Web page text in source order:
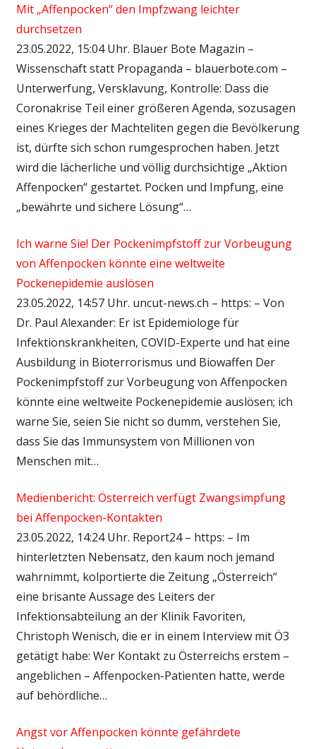
Mit „Affenpocken“ den Impfzwang leichter
durchsetzen
23.05.2022, 15:04 Uhr. Blauer Bote Magazin –
Wissenschaft statt Propaganda – blauerbote.com –
Unterwerfung, Versklavung, Kontrolle: Dass die
Coronakrise Teil einer größeren Agenda, sozusagen
eines Krieges der Machteliten gegen die Bevölkerung
ist, dürfte sich schon rumgesprochen haben. Jetzt
wird die lächerliche und völlig durchsichtige „Aktion
Affenpocken“ gestartet. Pocken und Impfung, eine
„bewährte und sichere Lösung“…
Ich warne Sie! Der Pockenimpfstoff zur Vorbeugung
von Affenpocken könnte eine weltweite
Pockenepidemie auslösen
23.05.2022, 14:57 Uhr. uncut-news.ch – https: – Von
Dr. Paul Alexander: Er ist Epidemiologe für
Infektionskrankheiten, COVID-Experte und hat eine
Ausbildung in Bioterrorismus und Biowaffen Der
Pockenimpfstoff zur Vorbeugung von Affenpocken
könnte eine weltweite Pockenepidemie auslösen; ich
warne Sie, seien Sie nicht so dumm, verstehen Sie,
dass Sie das Immunsystem von Millionen von
Menschen mit…
Medienbericht: Österreich verfügt Zwangsimpfung
bei Affenpocken-Kontakten
23.05.2022, 14:24 Uhr. Report24 – https: – Im
hinterletzten Nebensatz, den kaum noch jemand
wahrnimmt, kolportierte die Zeitung „Österreich“
eine brisante Aussage des Leiters der
Infektionsabteilung an der Klinik Favoriten,
Christoph Wenisch, die er in einem Interview mit Ö3
getätigt habe: Wer Kontakt zu Österreichs erstem –
angeblichen – Affenpocken-Patienten hatte, werde
auf behördliche…
Angst vor Affenpocken könnte gefährdete